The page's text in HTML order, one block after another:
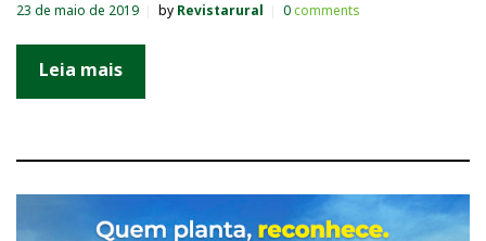
23 de maio de 2019 by Revistarural 0comments
Leia mais